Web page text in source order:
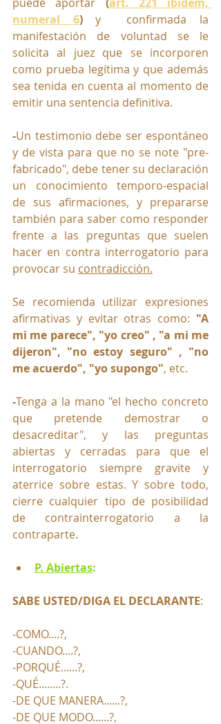
numeral 6) y  confirmada la
manifestación de voluntad se le
solicita al juez que se incorporen
como prueba legítima y que además
sea tenida en cuenta al momento de
emitir una sentencia definitiva.
-Un testimonio debe ser espontáneo
y de vista para que no se note "pre-
fabricado", debe tener su declaración
un conocimiento temporo-espacial
de sus afirmaciones, y prepararse
también para saber como responder
frente a las preguntas que suelen
hacer en contra interrogatorio para
provocar su contradicción.
Se recomienda utilizar expresiones
afirmativas y evitar otras como: "A
mi me parece", "yo creo" , "a mi me
dijeron", "no estoy seguro" , "no
me acuerdo", "yo supongo", etc.
-Tenga a la mano "el hecho concreto
que pretende demostrar o
desacreditar", y las preguntas
abiertas y cerradas para que el
interrogatorio siempre gravite y
aterrice sobre estas. Y sobre todo,
cierre cualquier tipo de posibilidad
de contrainterrogatorio a la
contraparte.
P. Abiertas:
SABE USTED/DIGA EL DECLARANTE:
-COMO....?,
-CUANDO....?,
-PORQUÉ......?,
-QUÉ........?.
-DE QUE MANERA......?,
-DE QUE MODO......?,